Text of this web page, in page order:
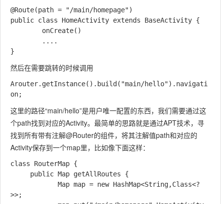
@Route(path = "/main/homepage")
public class HomeActivity extends BaseActivity {
然后在需要跳转的时候调用
Arouter.getInstance().build("main/hello").navigati
这里的路径“main/hello”是用户唯一配置的东西，我们需要通过这
个path找到对应的Activity。最简单的思路就是通过APT技术，寻
找到所有带有注解@Router的组件，将其注解值path和对应的
Activity保存到一个map里，比如像下面这样：
class RouterMap {
>>;